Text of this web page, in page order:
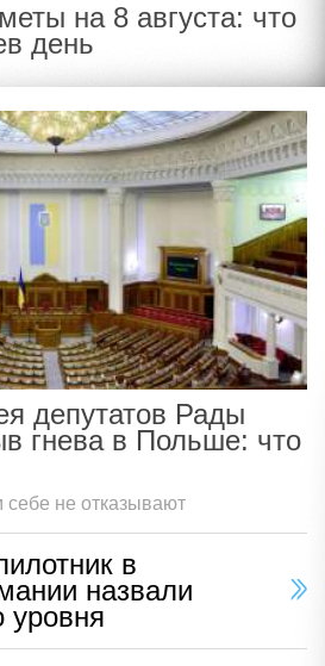
на 8 августа: что
день
депутатов Рады
гнева в Польше: что
не отказывают
в
назвали
уровня